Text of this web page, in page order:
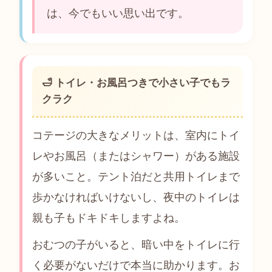
は、今でもいい思い出です。
🛁 トイレ・お風呂つきで小さい子でもラ
クラク
コテージの大きなメリットは、室内にトイ
レやお風呂（またはシャワー）がある施設
が多いこと。テント泊だと共用トイレまで
歩かなければいけないし、夜中のトイレは
親も子もドキドキしますよね。
おむつの子がいると、暗い中をトイレに行
く必要がないだけで本当に助かります。お